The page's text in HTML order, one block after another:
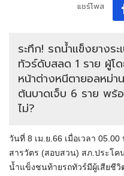
แชร์โพส
ระทึก! รถน้ำแข็งยางร
ทัวร์ดับสลด 1 ราย ผู้โ
หน้าต่างหนีตายอลหม่
ต้นบาดเจ็บ 6 ราย พร้
ไม่?
วันที่ 8 เม.ย.66 เมื่อเวลา
สารวัตร (สอบสวน) สภ.ประโค
น้ำแข็งชนท้ายรถทัวร์มีผู้เสียชีวิ